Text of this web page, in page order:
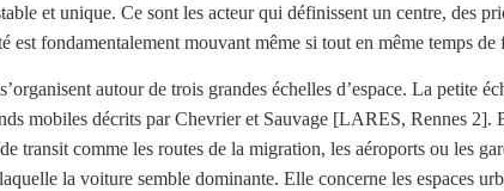
et unique. Ce sont les acteur qui définissent un centre, des
fondamentalement mouvant même si tout en même temps de
autour de trois grandes échelles d’espace. La petite
mobiles décrits par Chevrier et Sauvage [LARES, Rennes
de transit comme les routes de la migration, les aéroports ou les
la voiture semble dominante. Elle concerne les espaces